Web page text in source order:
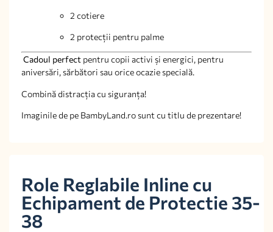
2 cotiere
2 protecții pentru palme
Cadoul perfect pentru copii activi și energici, pentru
aniversări, sărbători sau orice ocazie specială.
Combină distracția cu siguranța!
Imaginile de pe BambyLand.ro sunt cu titlu de prezentare!
Role Reglabile Inline cu
Echipament de Protectie 35-
38